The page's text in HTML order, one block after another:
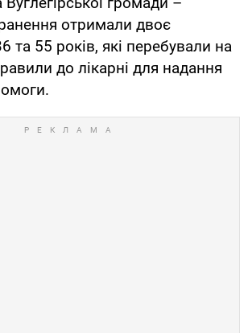
отримали двоє
та 55 років, які перебували на
до лікарні для надання